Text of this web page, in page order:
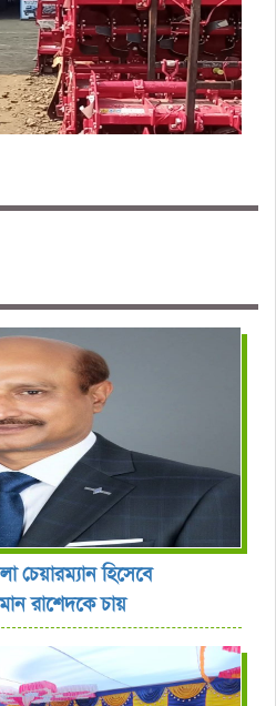
চেয়ারম্যান হিসেবে
রাশেদকে চায়